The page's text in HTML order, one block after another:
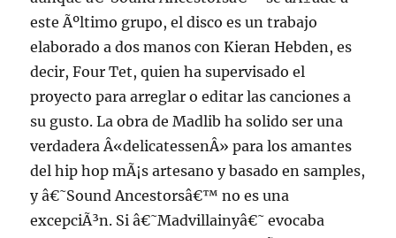
este Ãºltimo grupo, el disco es un trabajo
elaborado a dos manos con Kieran Hebden, es
decir, Four Tet, quien ha supervisado el
proyecto para arreglar o editar las canciones a
su gusto. La obra de Madlib ha solido ser una
verdadera Â«delicatessenÂ» para los amantes
del hip hop mÃ¡s artesano y basado en samples,
y â€˜Sound Ancestorsâ€™ no es una
excepciÃ³n. Si â€˜Madvillainyâ€˜ evocaba